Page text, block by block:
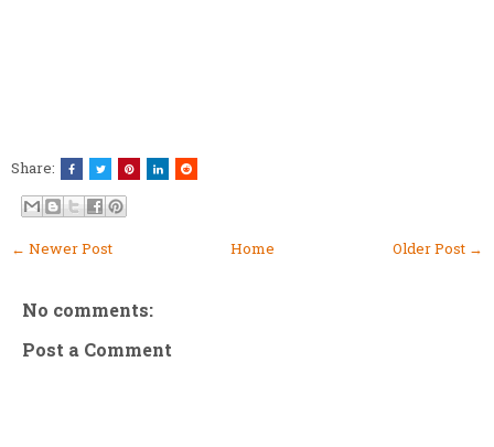
Share:
← Newer Post Older Post →
Home
No comments:
Post a Comment